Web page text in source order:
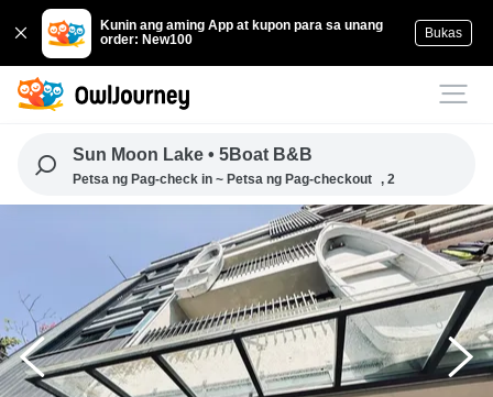
Kunin ang aming App at kupon para sa unang
order: New100
Bukas
Sun Moon Lake • 5Boat B&B
Petsa ng Pag-check in ~ Petsa ng Pag-checkout , 2